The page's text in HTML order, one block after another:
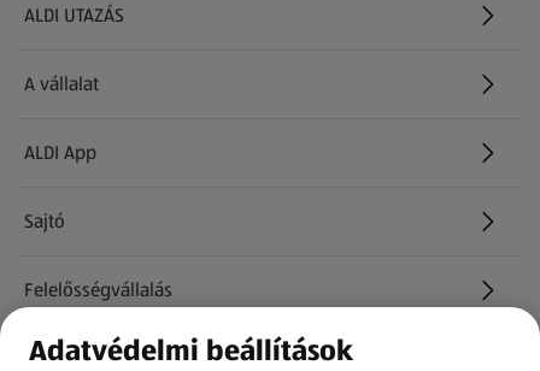
ALDI UTAZÁS
(új oldalon nyílik meg)
A vállalat
ALDI App
Sajtó
Felelősségvállalás
Adatvédelmi beállítások